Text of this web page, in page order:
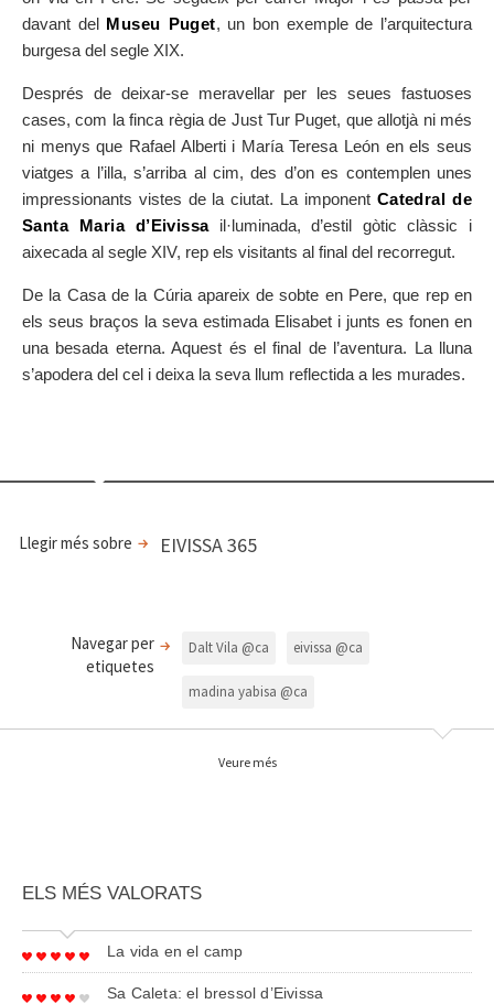
davant del Museu Puget, un bon exemple de l’arquitectura
burgesa del segle XIX.
Després de deixar-se meravellar per les seues fastuoses
cases, com la finca règia de Just Tur Puget, que allotjà ni més
ni menys que Rafael Alberti i María Teresa León en els seus
viatges a l’illa, s’arriba al cim, des d’on es contemplen unes
impressionants vistes de la ciutat. La imponent Catedral de
Santa Maria d’Eivissail·luminada, d’estil gòtic clàssic i
aixecada al segle XIV, rep els visitants al final del recorregut.
De la Casa de la Cúria apareix de sobte en Pere, que rep en
els seus braços la seva estimada Elisabet i junts es fonen en
una besada eterna. Aquest és el final de l’aventura. La lluna
s’apodera del cel i deixa la seva llum reflectida a les murades.
Llegir més sobre EIVISSA 365
Navegar per
etiquetes
Dalt Vila @ca eivissa @ca
madina yabisa @ca
murallas renacentistas @ca museo puget @ca
Veure més
ELS MÉS VALORATS
La vida en el camp
Sa Caleta: el bressol d’Eivissa